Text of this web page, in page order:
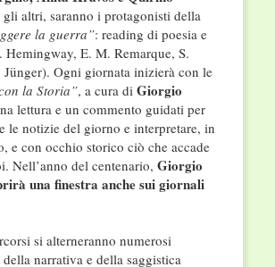
altri, saranno i protagonisti della
la guerra”: reading di poesia e
Hemingway, E. M. Remarque, S.
Jünger). Ogni giornata inizierà con le
la Storia”, a cura di Giorgio
lettura e un commento guidati per
le notizie del giorno e interpretare, in
e con occhio storico ciò che accade
Nell’anno del centenario, Giorgio
una finestra anche sui giornali
si alterneranno numerosi
narrativa e della saggistica